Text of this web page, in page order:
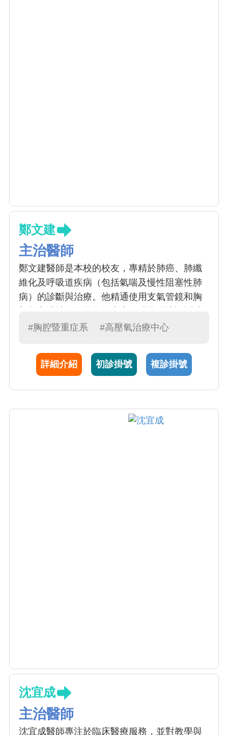
鄭文建
主治醫師
鄭文建醫師是本校的校友，專精於肺癌、肺纖
維化及呼吸道疾病（包括氣喘及慢性阻塞性肺
病）的診斷與治療。他精通使用支氣管鏡和胸
部疾病，並對病患展現出親切的關懷。鄭醫師
學位，對於將基礎研究與臨床實踐結合的研究
充滿熱情，期望其研究成果能夠實際幫助病
#胸腔暨重症系 #高壓氧治療中心
詳細介紹 初診掛號 複診掛號
沈宜成
主治醫師
沈宜成醫師專注於臨床醫療服務，並對教學與